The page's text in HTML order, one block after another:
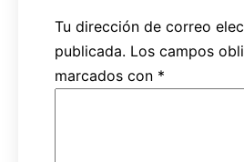
Tu dirección de correo
publicada. Los campos
marcados con *